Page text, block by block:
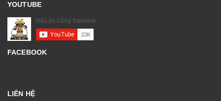
YOUTUBE
FACEBOOK
LIÊN HỆ